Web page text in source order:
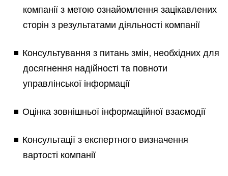
компанії з метою ознайомлення зацікавлених
сторін з результатами діяльності компанії
Консультування з питань змін, необхідних для
досягнення надійності та повноти
управлінської інформації
Оцінка зовнішньої інформаційної взаємодії
Консультації з експертного визначення
вартості компанії